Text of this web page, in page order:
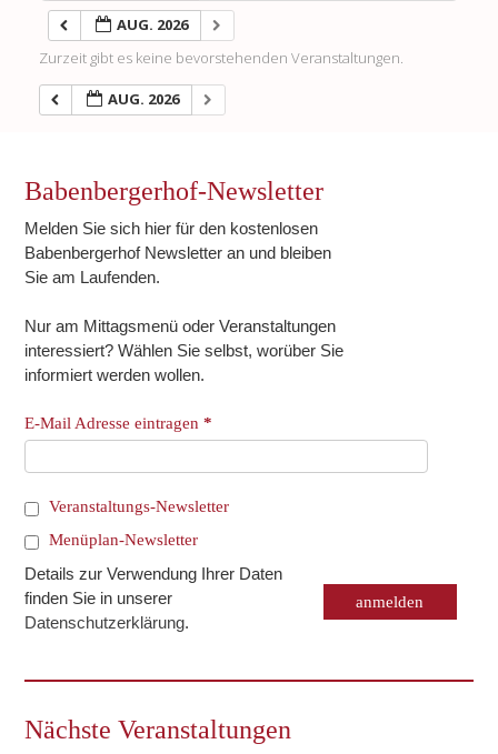
AUG. 2026
Zurzeit gibt es keine bevorstehenden Veranstaltungen.
AUG. 2026
Babenbergerhof-Newsletter
Melden Sie sich hier für den kostenlosen
Babenbergerhof Newsletter an und bleiben
Sie am Laufenden.
Nur am Mittagsmenü oder Veranstaltungen
interessiert? Wählen Sie selbst, worüber Sie
informiert werden wollen.
E-Mail Adresse eintragen*
Veranstaltungs-Newsletter
Menüplan-Newsletter
Details zur Verwendung Ihrer Daten
finden Sie in unserer
Datenschutzerklärung.
Nächste Veranstaltungen